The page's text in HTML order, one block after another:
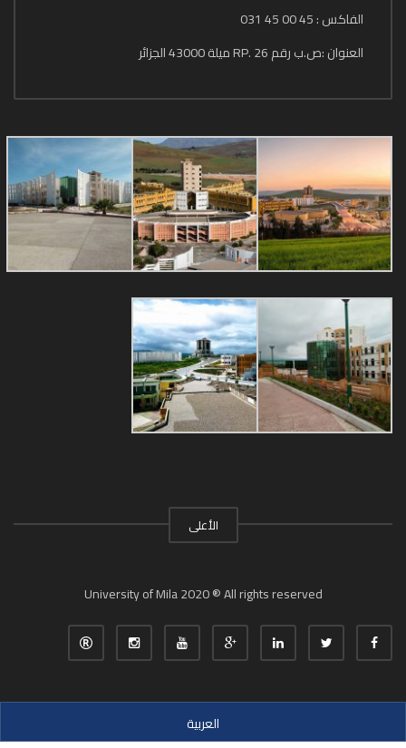
الفاكس : 45 00 45 031
العنوان :ص.ب رقم 26 .RP ميلة 43000 الجزائر
الأعلى
University of Mila 2020 ® All rights reserved
العربية